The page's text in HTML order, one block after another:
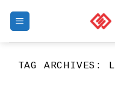
TAG ARCHIVES: